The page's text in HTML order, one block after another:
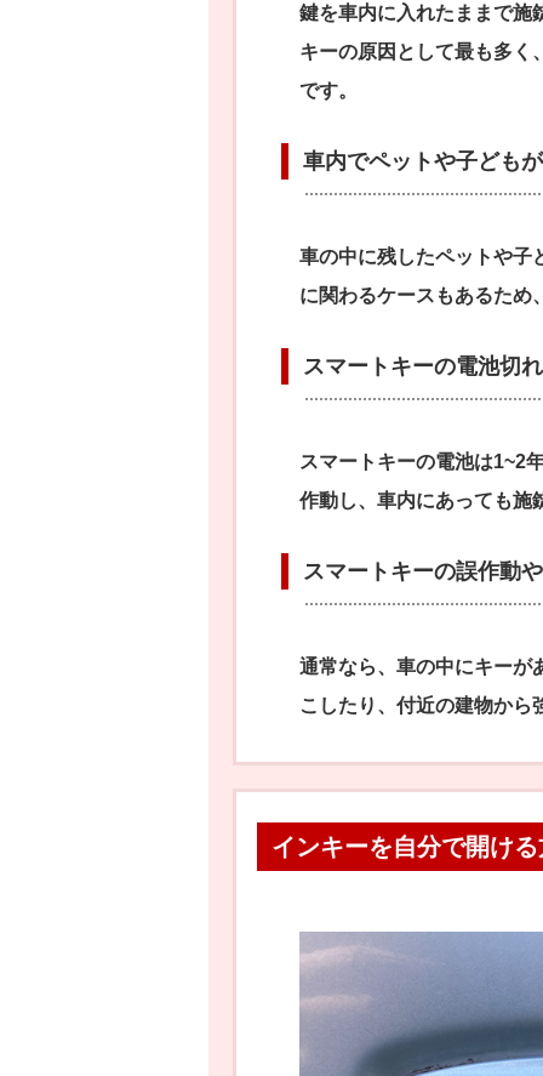
鍵を車内に入れたままで施
キーの原因として最も多く
です。
車内でペットや子ども
車の中に残したペットや子
に関わるケースもあるため
スマートキーの電池切れ
スマートキーの電池は1~2
作動し、車内にあっても施
スマートキーの誤作動
通常なら、車の中にキーが
こしたり、付近の建物から
インキーを自分で開け